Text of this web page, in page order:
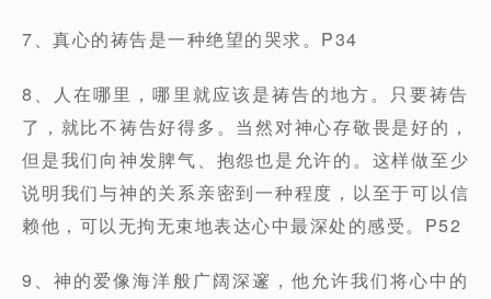
7、真心的祷告是一种绝望的哭求。P34
8、人在哪里，哪里就应该是祷告的地方。只要祷告
了，就比不祷告好得多。当然对神心存敬畏是好的，
但是我们向神发脾气、抱怨也是允许的。这样做至少
说明我们与神的关系亲密到一种程度，以至于可以信
赖他，可以无拘无束地表达心中最深处的感受。P52
9、神的爱像海洋般广阔深邃，他允许我们将心中的